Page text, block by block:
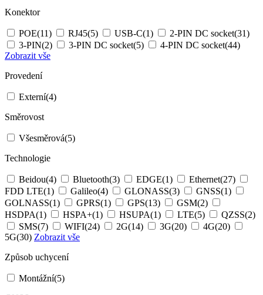
Konektor
POE(11) RJ45(5) USB-C(1) 2-PIN DC socket(31)
3-PIN(2) 3-PIN DC socket(5) 4-PIN DC socket(44)
Zobrazit vše
Provedení
Externí(4)
Směrovost
Všesměrová(5)
Technologie
Beidou(4) Bluetooth(3) EDGE(1) Ethernet(27)
FDD LTE(1) Galileo(4) GLONASS(3) GNSS(1)
GOLNASS(1) GPRS(1) GPS(13) GSM(2)
HSDPA(1) HSPA+(1) HSUPA(1) LTE(5) QZSS(2)
SMS(7) WIFI(24) 2G(14) 3G(20) 4G(20)
5G(30) Zobrazit vše
Způsob uchycení
Montážní(5)